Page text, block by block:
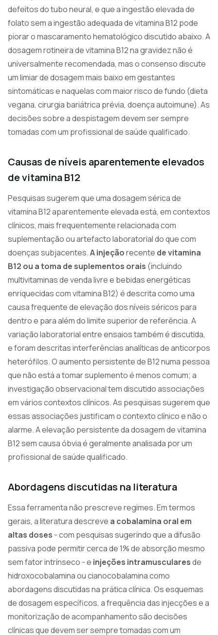
defeitos do tubo neural, e que a ingestão elevada de
folato sem a ingestão adequada de vitamina B12 pode
piorar o mascaramento hematológico discutido abaixo. A
dosagem rotineira de vitamina B12 na gravidez não é
universalmente recomendada, mas o consenso discute
um limiar de dosagem mais baixo em gestantes
sintomáticas e naquelas com maior risco de fundo (dieta
vegana, cirurgia bariátrica prévia, doença autoimune). As
decisões sobre a despistagem devem ser sempre
tomadas com um profissional de saúde qualificado.
Causas de níveis aparentemente elevados
de vitamina B12
Pesquisas sugerem que uma dosagem sérica de
vitamina B12 aparentemente elevada está, em contextos
clínicos, mais frequentemente relacionada com
suplementação ou artefacto laboratorial do que com
doenças subjacentes.A injeçãorecente de vitamina
B12 ou a toma de suplementos orais (incluindo
multivitaminas de venda livre e bebidas energéticas
enriquecidas com vitamina B12) é descrita como uma
causa frequente de elevação dos níveis séricos para
dentro e para além do limite superior de referência. A
variação laboratorial entre ensaios também é discutida,
e foram descritas interferências analíticas de anticorpos
heterófilos. O aumento persistente de B12 numa pessoa
que não está a tomar suplemento é menos comum; a
investigação observacional tem discutido associações
em vários contextos clínicos. As pesquisas sugerem que
essas associações justificam o contexto clínico e não o
alarme. A elevação persistente da dosagem de vitamina
B12 sem causa óbvia é geralmente analisada por um
profissional de saúde qualificado.
Abordagens discutidas na literatura
Essa ferramenta não prescreve regimes. Em termos
gerais, a literatura descreve a cobalamina oral em
altas doses - com pesquisas sugerindo que a difusão
passiva pode permitir cerca de 1% de absorção mesmo
sem fator intrínseco - e injeções intramuscularesde
hidroxocobalamina ou cianocobalamina como
abordagens discutidas na prática clínica. Os esquemas
de dosagem específicos, a frequência das injecções e a
monitorização de acompanhamento são decisões
clínicas que devem ser sempre tomadas com um